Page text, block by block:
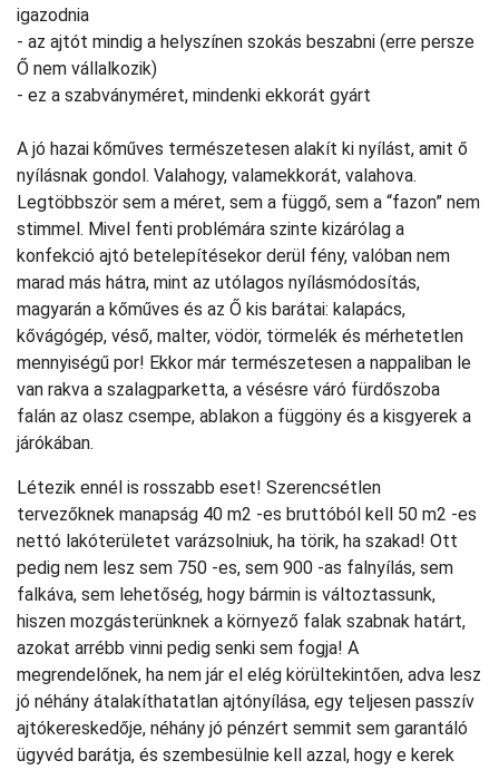
igazodnia
- az ajtót mindig a helyszínen szokás beszabni (erre persze
Ő nem vállalkozik)
- ez a szabványméret, mindenki ekkorát gyárt
A jó hazai kőműves természetesen alakít ki nyílást, amit ő
nyílásnak gondol. Valahogy, valamekkorát, valahova.
Legtöbbször sem a méret, sem a függő, sem a “fazon” nem
stimmel. Mivel fenti problémára szinte kizárólag a
konfekció ajtó betelepítésekor derül fény, valóban nem
marad más hátra, mint az utólagos nyílásmódosítás,
magyarán a kőműves és az Ő kis barátai: kalapács,
kővágógép, véső, malter, vödör, törmelék és mérhetetlen
mennyiségű por! Ekkor már természetesen a nappaliban le
van rakva a szalagparketta, a vésésre váró fürdőszoba
falán az olasz csempe, ablakon a függöny és a kisgyerek a
járókában.
Létezik ennél is rosszabb eset! Szerencsétlen
tervezőknek manapság 40 m2 -es bruttóból kell 50 m2 -es
nettó lakóterületet varázsolniuk, ha törik, ha szakad! Ott
pedig nem lesz sem 750 -es, sem 900 -as falnyílás, sem
falkáva, sem lehetőség, hogy bármin is változtassunk,
hiszen mozgásterünknek a környező falak szabnak határt,
azokat arrébb vinni pedig senki sem fogja! A
megrendelőnek, ha nem jár el elég körültekintően, adva lesz
jó néhány átalakíthatatlan ajtónyílása, egy teljesen passzív
ajtókereskedője, néhány jó pénzért semmit sem garantáló
ügyvéd barátja, és szembesülnie kell azzal, hogy e kerek